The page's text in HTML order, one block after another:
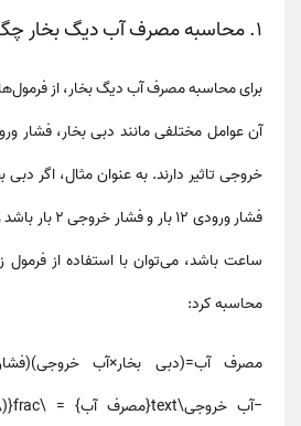
1. محاسبه مصرف آب دیگ بخار چگونه انجام می‌شود؟
برایمحاسبه مصرف آب دیگ بخار، از
آن عوامل مختلفی مانند دبی بخار،فشار
خروجی تاثیر دارند. به عنوان مثال، اگر دبی
فشار ورودی 12 بار
وفشار خروجی 2 بار
ساعت باشد، می‌توان با استفاده از فرمول
محاسبه کرد:
مصرف آب=(دبی بخار×آب